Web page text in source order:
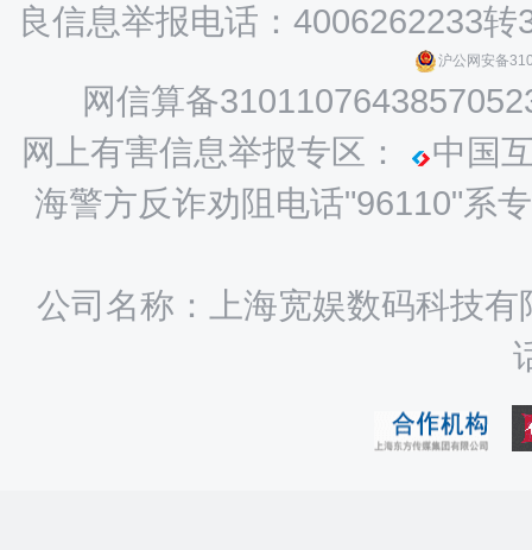
良信息举报电话：4006262233转
沪公网安备
网信算备
网上有害信息举报专区：
中国
海警方反诈劝阻电话"96110"系
公司名称：上海宽娱数码科技有